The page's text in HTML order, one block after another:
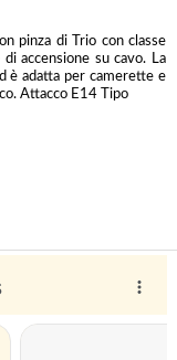
pinza di Trio con classe
accensione su cavo. La
è adatta per camerette e
Attacco E14 Tipo